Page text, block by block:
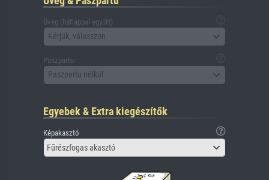
Üveg (hátlappal együtt)
Kérjük, válasszon
Paszpartu
Paszpartu nélkül
Egyebek & Extra kiegészítők
Képakasztó
Fűrészfogas akasztó